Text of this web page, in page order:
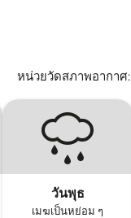
หน่วยวัดสภาพอากาศ:
วันพุธ
เมฆเป็นหย่อม ๆ